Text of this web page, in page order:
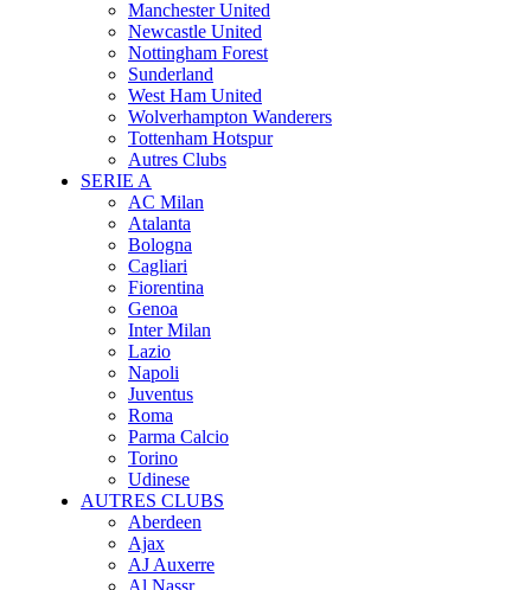
Manchester United
Newcastle United
Nottingham Forest
Sunderland
West Ham United
Wolverhampton Wanderers
Tottenham Hotspur
Autres Clubs
SERIE A
AC Milan
Atalanta
Bologna
Cagliari
Fiorentina
Genoa
Inter Milan
Lazio
Napoli
Juventus
Roma
Parma Calcio
Torino
Udinese
AUTRES CLUBS
Aberdeen
Ajax
AJ Auxerre
Al Nassr